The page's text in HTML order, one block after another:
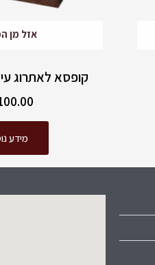
אזל מן
קופסא לאתרוג
מידע